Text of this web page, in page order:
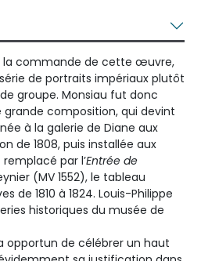
la commande de cette œuvre,
de portraits impériaux plutôt
groupe. Monsiau fut donc
composition, qui devint
à la galerie de Diane aux
de 1808, puis installée aux
remplacé par l’Entrée de
(MV 1552), le tableau
de 1810 à 1824. Louis-Philippe
historiques du musée de
opportun de célébrer un haut